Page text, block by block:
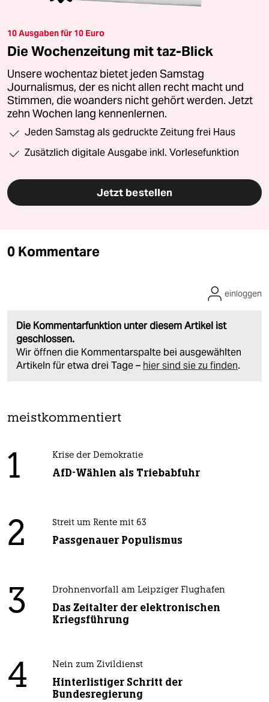
10 Ausgaben für 10 Euro
Die Wochenzeitung mit taz-Blick
Unsere wochentaz bietet jeden Samstag
Journalismus, der es nicht allen recht macht und
Stimmen, die woanders nicht gehört werden. Jetzt
zehn Wochen lang kennenlernen.
Jeden Samstag als gedruckte Zeitung frei Haus
Zusätzlich digitale Ausgabe inkl. Vorlesefunktion
Jetzt bestellen
0 Kommentare
Die Kommentarfunktion unter diesem Artikel ist
geschlossen.
Wir öffnen die Kommentarspalte bei ausgewählten
Artikeln für etwa drei Tage – hier sind sie zu finden.
einloggen
meistkommentiert
1 Krise der Demokratie
AfD-Wählen als Triebabfuhr
2 Streit um Rente mit 63
Passgenauer Populismus
3 Drohnenvorfall am Leipziger Flughafen
Das Zeitalter der elektronischen
Kriegsführung
4 Nein zum Zivildienst
Hinterlistiger Schritt der
Bundesregierung